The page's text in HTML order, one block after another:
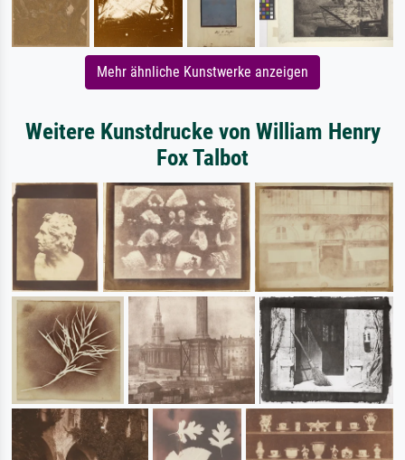
Mehr ähnliche Kunstwerke anzeigen
Weitere Kunstdrucke von William Henry
Fox Talbot